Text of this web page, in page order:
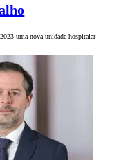
uma nova unidade hospitalar